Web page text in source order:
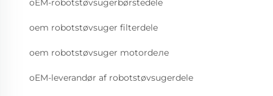
oEM-robotstøvsugerbørstedele
oem robotstøvsuger filterdele
oem robotstøvsuger motordеле
oEM-leverandør af robotstøvsugerdele